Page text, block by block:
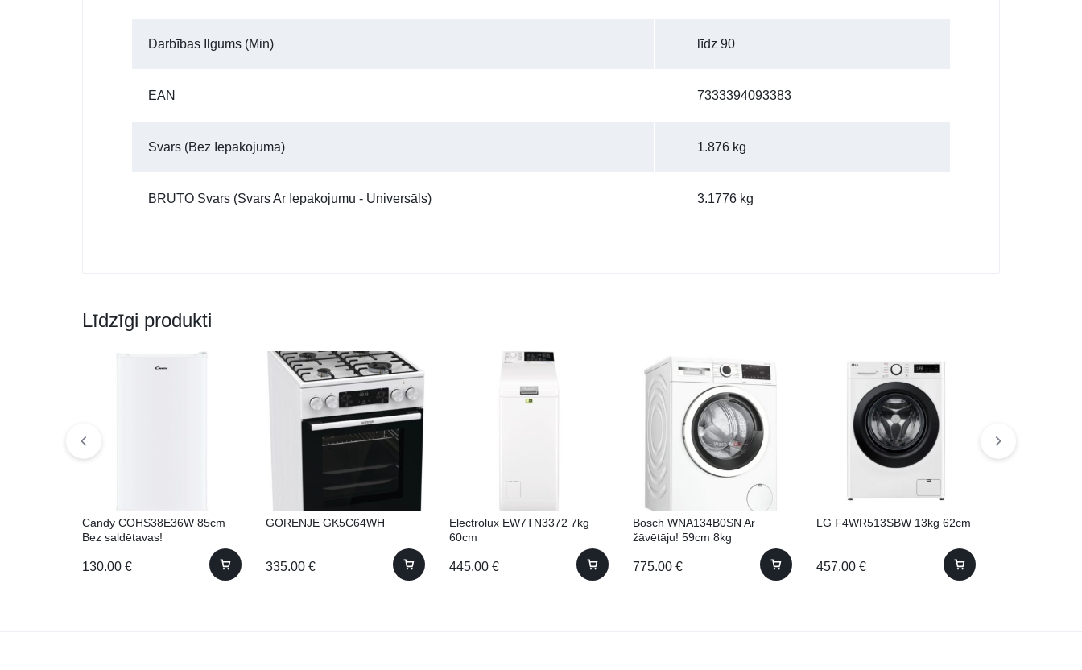
Darbības Ilgums (min) līdz 90
EAN 7333394093383
Svars (bez Iepakojuma) 1.876 kg
BRUTO Svars (Svars Ar Iepakojumu - Universāls) 3.1776 kg
Līdzīgi produkti
Candy COHS38E36W 85cm
Bez saldētavas!
130.00 €
GORENJE GK5C64WH
335.00 €
Electrolux EW7TN3372 7kg
60cm
445.00 €
Bosch WNA134B0SN Ar
žāvētāju! 59cm 8kg
775.00 €
LG F4WR513SBW 13kg 62cm
457.00 €